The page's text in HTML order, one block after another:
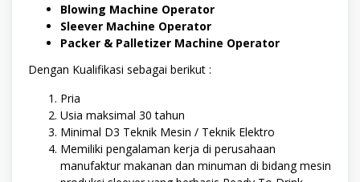
Blowing Machine Operator
Sleever Machine Operator
Packer & Palletizer Machine Operator
Dengan Kualifikasi sebagai berikut :
Pria
Usia maksimal 30 tahun
Minimal D3 Teknik Mesin / Teknik Elektro
Memiliki pengalaman kerja di perusahaan
manufaktur makanan dan minuman di bidang mesin